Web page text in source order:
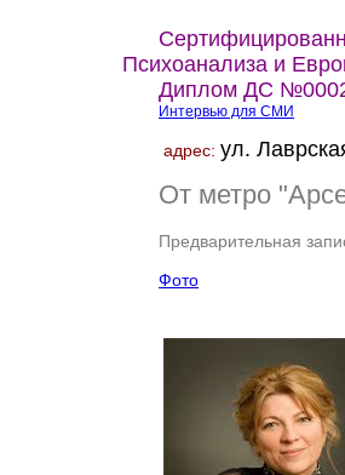
Психоанализа и
Диплом ДС
Интервью для СМИ
адрес:ул.
От метро
Предварительная
Фото